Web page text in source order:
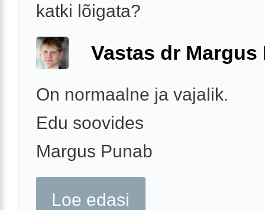
katki lõigata?
Vastas dr Margus
On normaalne ja vajalik.
Edu soovides
Margus Punab
Loe edasi